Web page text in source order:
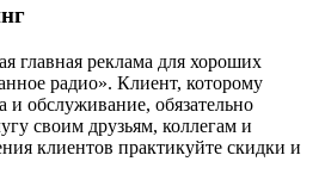
главная реклама для хороших
радио». Клиент, которому
и обслуживание, обязательно
своим друзьям, коллегам и
клиентов практикуйте скидки и